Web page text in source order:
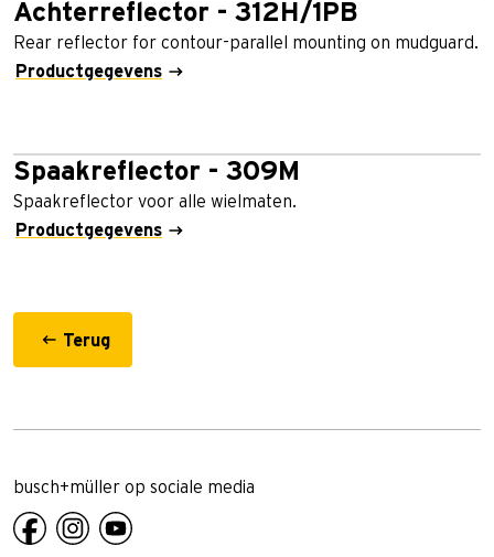
Achterreflector - 312H/1PB
Rear reflector for contour-parallel mounting on mudguard.
Productgegevens
Spaakreflector - 309M
Spaakreflector voor alle wielmaten.
Productgegevens
Terug
busch+müller op sociale media